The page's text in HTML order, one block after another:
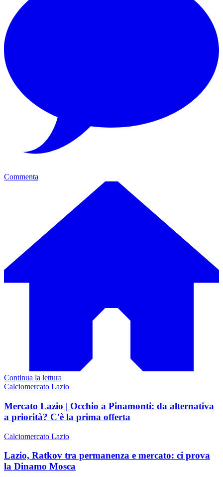
Commenta
Continua la lettura
Calciomercato Lazio
Mercato Lazio | Occhio a Pinamonti: da alternativa
a priorità? C'è la prima offerta
Calciomercato Lazio
Lazio, Ratkov tra permanenza e mercato: ci prova
la Dinamo Mosca